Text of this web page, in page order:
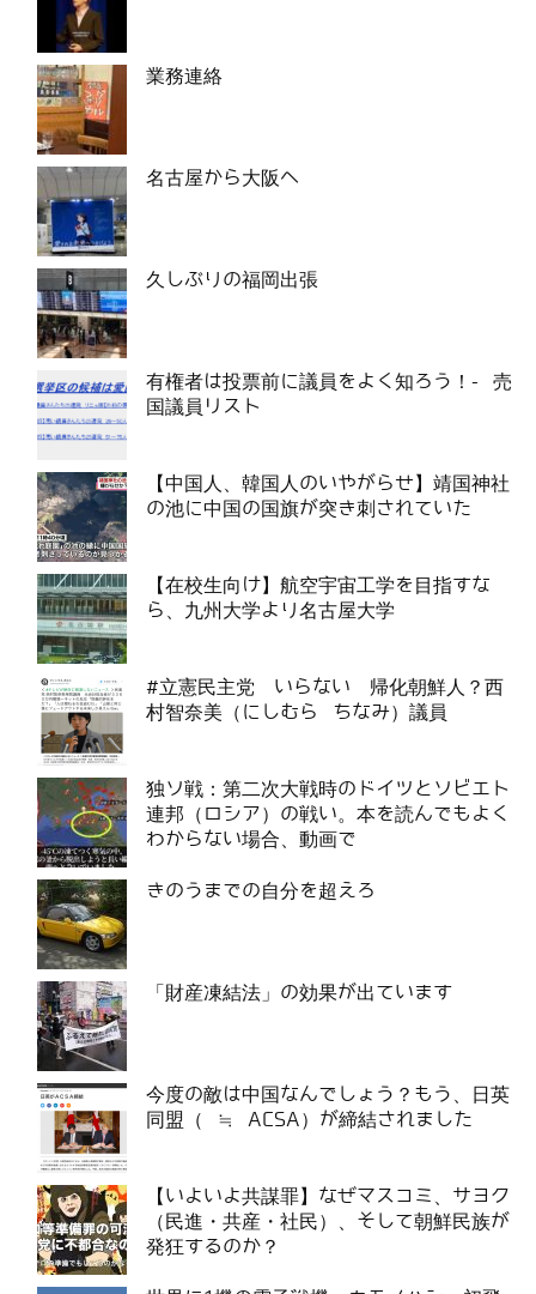
業務連絡
名古屋から大阪へ
久しぶりの福岡出張
有権者は投票前に議員をよく知ろう！- 売
国議員リスト
【中国人、韓国人のいやがらせ】靖国神社
の池に中国の国旗が突き刺されていた
【在校生向け】航空宇宙工学を目指すな
ら、九州大学より名古屋大学
#立憲民主党 いらない 帰化朝鮮人？西
村智奈美（にしむら ちなみ）議員
独ソ戦：第二次大戦時のドイツとソビエト
連邦（ロシア）の戦い。本を読んでもよく
わからない場合、動画で
きのうまでの自分を超えろ
「財産凍結法」の効果が出ています
今度の敵は中国なんでしょう？もう、日英
同盟（ ≒ ACSA）が締結されました
【いよいよ共謀罪】なぜマスコミ、サヨク
（民進・共産・社民）、そして朝鮮民族が
発狂するのか？